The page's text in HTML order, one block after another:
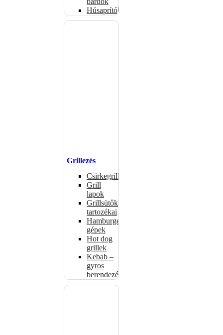
Húsaprítók
Grillezés
Csirkegrillek
Grill
lapok
Grillsütők
tartozékai
Hamburgerformázó
gépek
Hot dog
grillek
Kebab –
gyros
berendezés